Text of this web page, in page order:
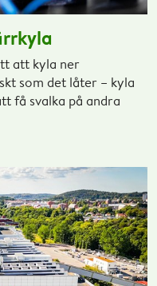
att kyla ner
som det låter – kyla
få svalka på andra